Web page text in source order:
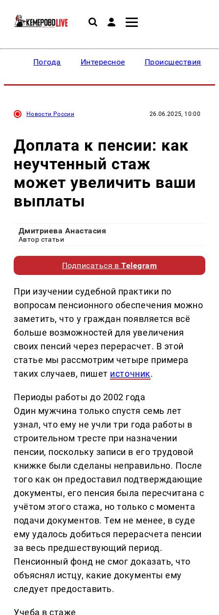
Погода Интересное Происшествия
Новости России 26.06.2025, 10:00
Доплата к пенсии: как
неучтенный стаж
может увеличить ваши
выплаты
Дмитриева Анастасия
Автор статьи
Подписаться вTelegram
При изучении судебной практики по
вопросам пенсионного обеспечения можно
заметить, что у граждан появляется всё
больше возможностей для увеличения
своих пенсий через перерасчет. В этой
статье мы рассмотрим четыре примера
таких случаев, пишет источник.
Периоды работы до 2002 года
Один мужчина только спустя семь лет
узнал, что ему не учли три года работы в
строительном тресте при назначении
пенсии, поскольку записи в его трудовой
книжке были сделаны неправильно. После
того как он предоставил подтверждающие
документы, его пенсия была пересчитана с
учётом этого стажа, но только с момента
подачи документов. Тем не менее, в суде
ему удалось добиться перерасчета пенсии
за весь предшествующий период.
Пенсионный фонд не смог доказать, что
объяснял истцу, какие документы ему
следует предоставить.
Учеба в стаже